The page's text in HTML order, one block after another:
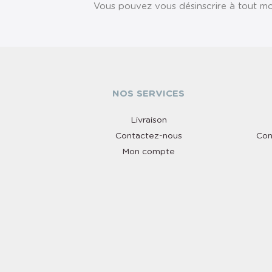
Vous pouvez vous désinscrire à tout
NOS SERVICES
Livraison
Contactez-nous
Mon compte